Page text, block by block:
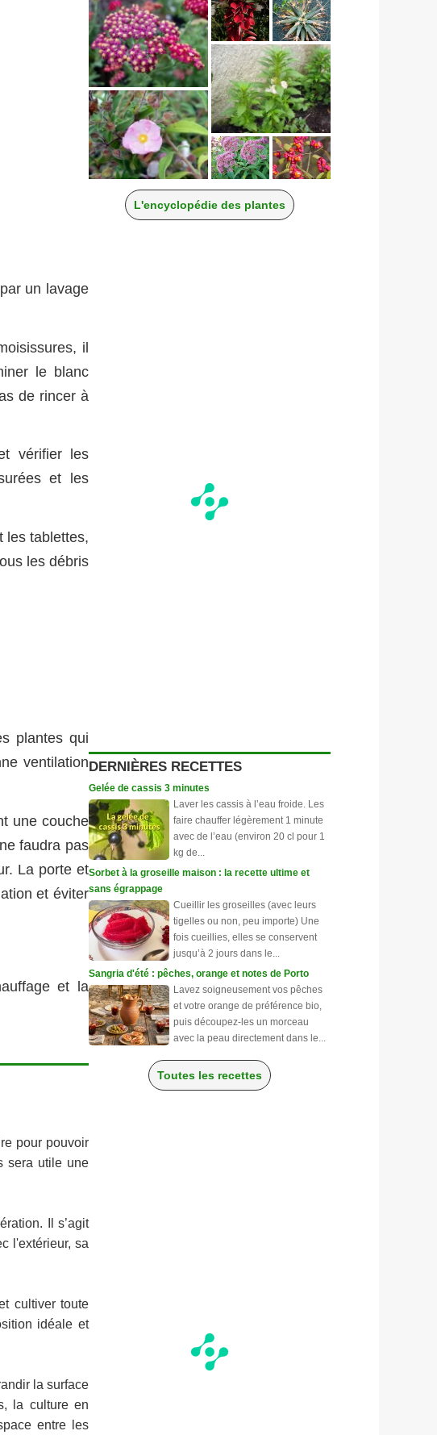
un lavage
il
le blanc
de rincer à
vérifier les
et les
les tablettes,
les débris
plantes qui
ventilation
une couche
faudra pas
La porte et
et éviter
et la
pour pouvoir
sera utile une
Il s’agit
l'extérieur, sa
cultiver toute
idéale et
la surface
la culture en
entre les
L'encyclopédie des plantes
DERNIÈRES RECETTES
Gelée de cassis 3 minutes
Laver les cassis à l’eau froide. Les
faire chauffer légèrement 1 minute
avec de l’eau (environ 20 cl pour 1
kg de...
Sorbet à la groseille maison : la recette ultime et
sans égrappage
Cueillir les groseilles (avec leurs
tigelles ou non, peu importe) Une
fois cueillies, elles se conservent
jusqu’à 2 jours dans le...
Sangria d'été : pêches, orange et notes de Porto
Lavez soigneusement vos pêches
et votre orange de préférence bio,
puis découpez-les un morceau
avec la peau directement dans le...
Toutes les recettes